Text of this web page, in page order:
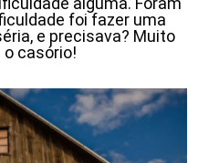
foi fazer uma
e precisava? Muito
o casório!